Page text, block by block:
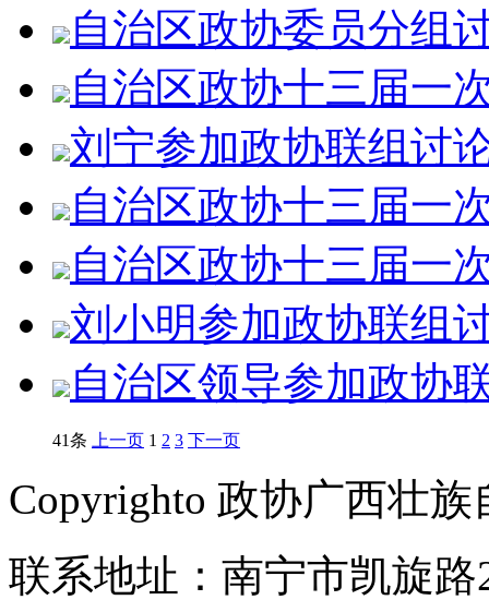
自治区政协委员分组
自治区政协十三届一
刘宁参加政协联组讨
自治区政协十三届一
自治区政协十三届一
刘小明参加政协联组
自治区领导参加政协
41条 上一页 1 2 3 下一页
Copyrighto 政协广西壮
联系地址：南宁市凯旋